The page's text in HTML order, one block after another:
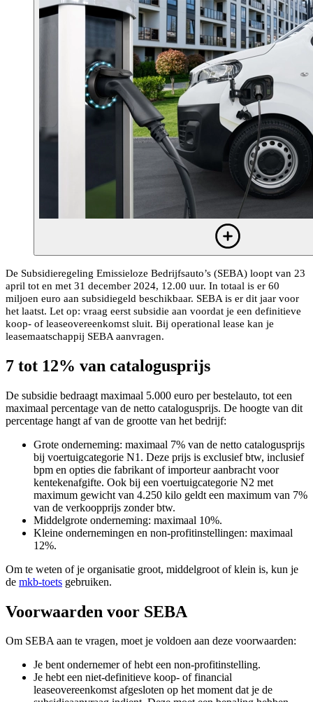
De Subsidieregeling Emissieloze Bedrijfsauto’s (SEBA) loopt van 23
april tot en met 31 december 2024, 12.00 uur. In totaal is er 60
miljoen euro aan subsidiegeld beschikbaar. SEBA is er dit jaar voor
het laatst. Let op: vraag eerst subsidie aan voordat je een definitieve
koop- of leaseovereenkomst sluit. Bij operational lease kan je
leasemaatschappij SEBA aanvragen.
7 tot 12% van catalogusprijs
De subsidie bedraagt maximaal 5.000 euro per bestelauto, tot een
maximaal percentage van de netto catalogusprijs. De hoogte van dit
percentage hangt af van de grootte van het bedrijf:
Grote onderneming: maximaal 7% van de netto catalogusprijs
bij voertuigcategorie N1. Deze prijs is exclusief btw, inclusief
bpm en opties die fabrikant of importeur aanbracht voor
kentekenafgifte. Ook bij een voertuigcategorie N2 met
maximum gewicht van 4.250 kilo geldt een maximum van 7%
van de verkoopprijs zonder btw.
Middelgrote onderneming: maximaal 10%.
Kleine ondernemingen en non-profitinstellingen: maximaal
12%.
Om te weten of je organisatie groot, middelgroot of klein is, kun je
de mkb-toets gebruiken.
Voorwaarden voor SEBA
Om SEBA aan te vragen, moet je voldoen aan deze voorwaarden:
Je bent ondernemer of hebt een non-profitinstelling.
Je hebt een niet-definitieve koop- of financial
leaseovereenkomst afgesloten op het moment dat je de